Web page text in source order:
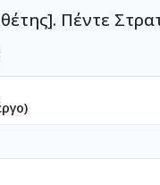
Πέντε